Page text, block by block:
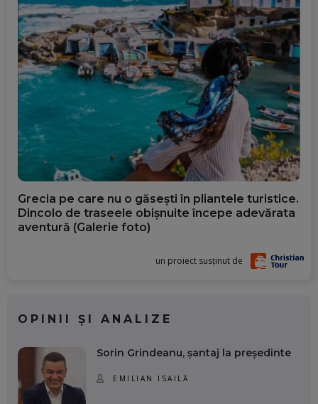
Grecia pe care nu o găsești în pliantele turistice.
Dincolo de traseele obișnuite începe adevărata
aventură (Galerie foto)
un proiect susținut de
OPINII ȘI ANALIZE
Sorin Grindeanu, șantaj la președinte
EMILIAN ISAILĂ